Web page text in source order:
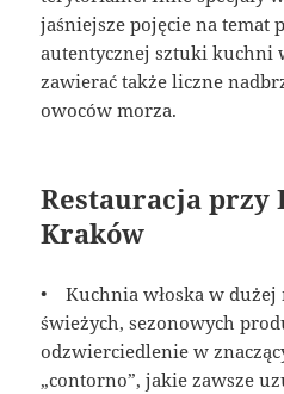
jaśniejsze pojęcie na temat
autentycznej sztuki kuchni
zawierać także liczne
owoców morza.
Restauracja przy
Kraków
• Kuchnia włoska w dużej
świeżych, sezonowych
odzwierciedlenie w
„contorno”, jakie zawsze